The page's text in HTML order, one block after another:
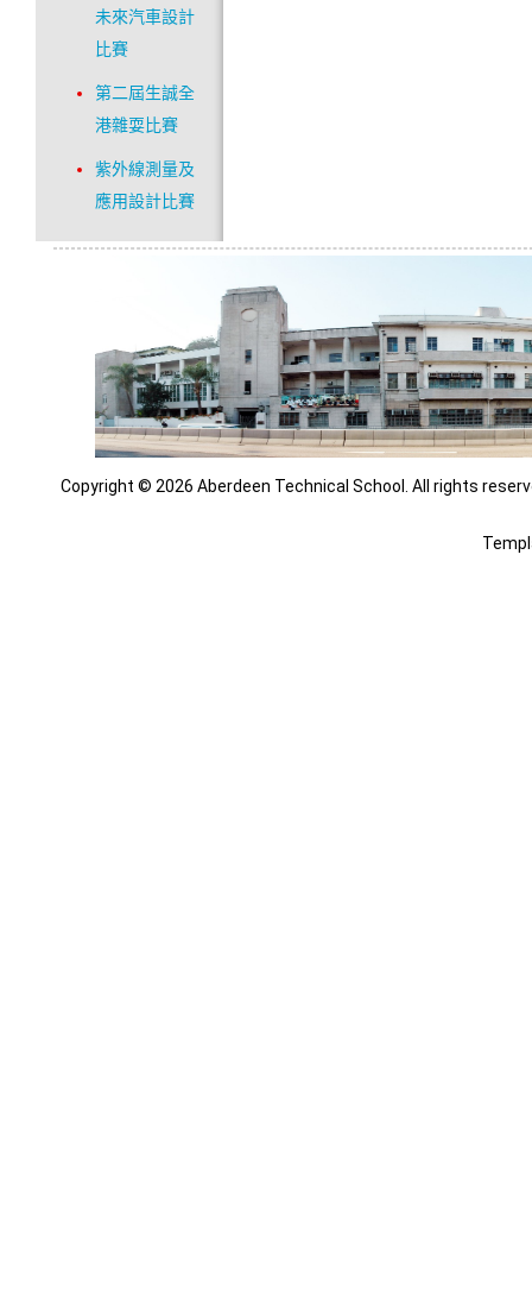
未來汽車設計
比賽
第二屆生誠全
港雜耍比賽
紫外線測量及
應用設計比賽
Copyright © 2026 Aberdeen Technical School. All rights